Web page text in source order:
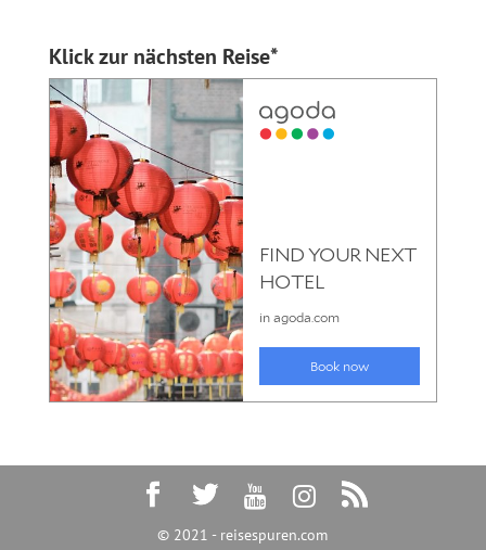
Klick zur nächsten Reise*
© 2021 - reisespuren.com